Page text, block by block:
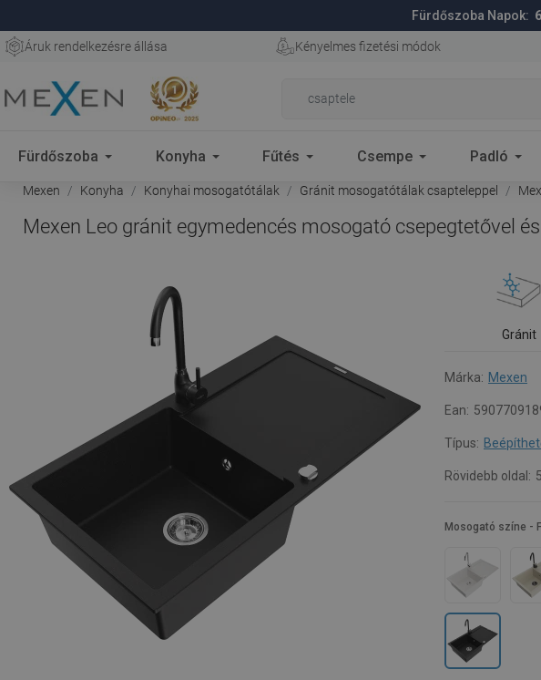
Fürdőszoba Napok: 6
Áruk rendelkezésre állása Kényelmes fizetési módok
Fürdőszoba Konyha Fűtés Csempe Padló
Mexen Konyha Konyhai mosogatótálak Gránit mosogatótálak csapteleppel
Mexen Leo gránit egymedencés mosogató csepegtetővel
Gránit
Márka: Mexen
Ean:
Típus:
Rövidebb oldal:
Mosogató színe -